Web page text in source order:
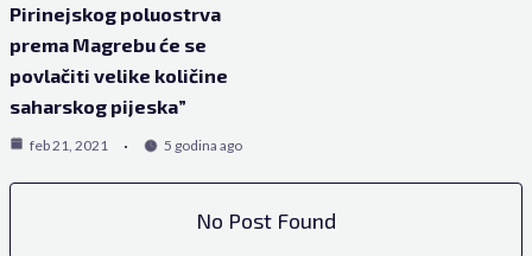
Pirinejskog poluostrva
prema Magrebu će se
povlačiti velike količine
saharskog pijeska”
feb 21, 2021 5 godina ago
No Post Found